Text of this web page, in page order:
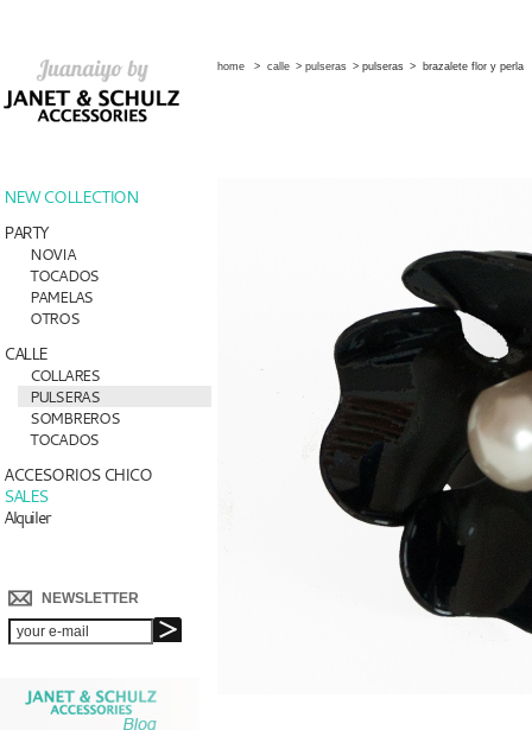
NEW COLLECTION
PARTY
NOVIA
TOCADOS
PAMELAS
OTROS
CALLE
COLLARES
PULSERAS
SOMBREROS
TOCADOS
ACCESORIOS CHICO
SALES
Alquiler
NEWSLETTER
home > calle > pulseras > pulseras > brazalete flor y perla